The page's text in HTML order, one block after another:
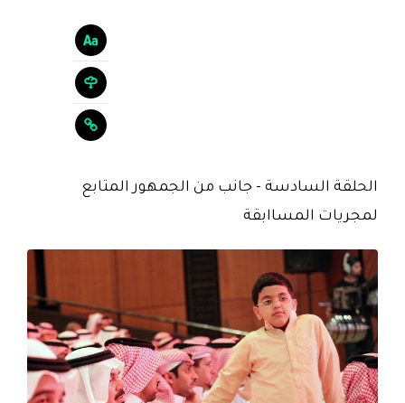
الحلقة السادسة - جانب من الجمهور المتابع
لمجريات المساابقة